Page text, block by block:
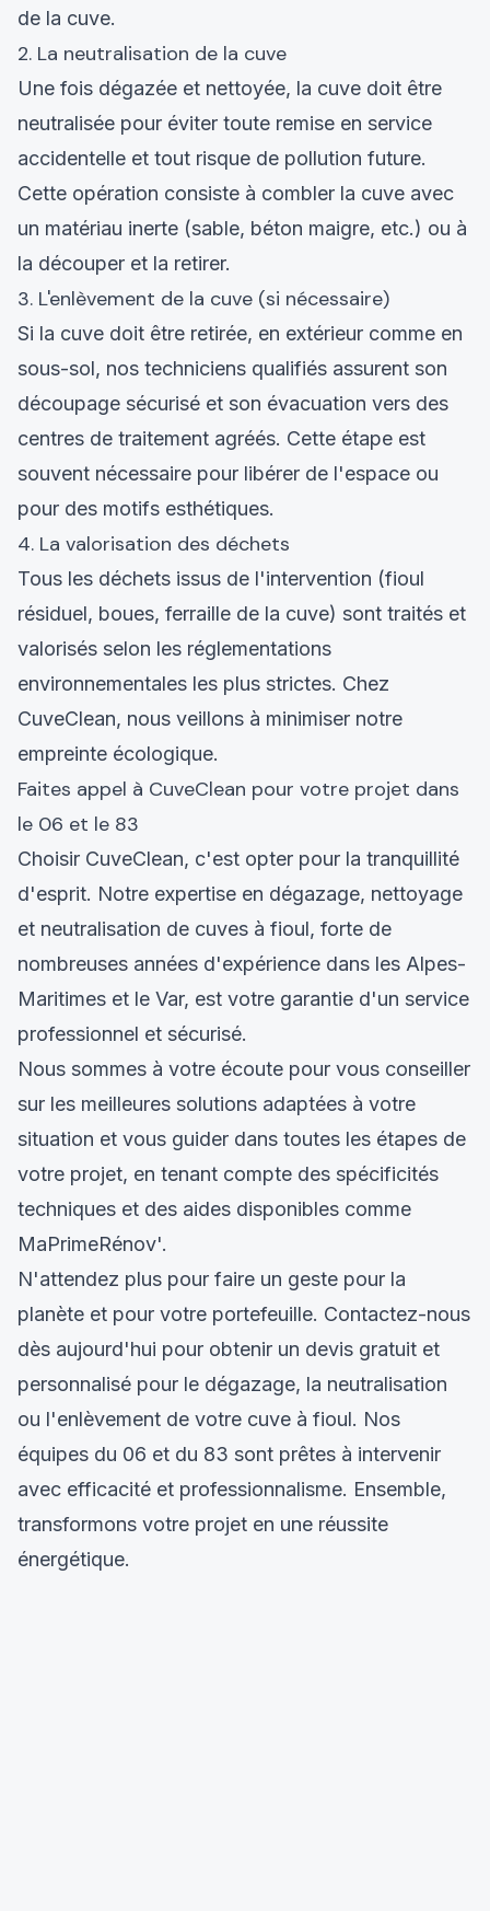
de la cuve.
2. La neutralisation de la cuve
Une fois dégazée et nettoyée, la cuve doit être
neutralisée pour éviter toute remise en service
accidentelle et tout risque de pollution future.
Cette opération consiste à combler la cuve avec
un matériau inerte (sable, béton maigre, etc.) ou à
la découper et la retirer.
3. L'enlèvement de la cuve (si nécessaire)
Si la cuve doit être retirée, en extérieur comme en
sous-sol, nos techniciens qualifiés assurent son
découpage sécurisé et son évacuation vers des
centres de traitement agréés. Cette étape est
souvent nécessaire pour libérer de l'espace ou
pour des motifs esthétiques.
4. La valorisation des déchets
Tous les déchets issus de l'intervention (fioul
résiduel, boues, ferraille de la cuve) sont traités et
valorisés selon les réglementations
environnementales les plus strictes. Chez
CuveClean, nous veillons à minimiser notre
empreinte écologique.
Faites appel à CuveClean pour votre projet dans
le 06 et le 83
Choisir CuveClean, c'est opter pour la tranquillité
d'esprit. Notre expertise en dégazage, nettoyage
et neutralisation de cuves à fioul, forte de
nombreuses années d'expérience dans les Alpes-
Maritimes et le Var, est votre garantie d'un service
professionnel et sécurisé.
Nous sommes à votre écoute pour vous conseiller
sur les meilleures solutions adaptées à votre
situation et vous guider dans toutes les étapes de
votre projet, en tenant compte des spécificités
techniques et des aides disponibles comme
MaPrimeRénov'.
N'attendez plus pour faire un geste pour la
planète et pour votre portefeuille. Contactez-nous
dès aujourd'hui pour obtenir un devis gratuit et
personnalisé pour le dégazage, la neutralisation
ou l'enlèvement de votre cuve à fioul. Nos
équipes du 06 et du 83 sont prêtes à intervenir
avec efficacité et professionnalisme. Ensemble,
transformons votre projet en une réussite
énergétique.